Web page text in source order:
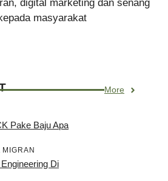
digital marketing dan senang
masyarakat
More
Pake Baju Apa
MIGRAN
Di